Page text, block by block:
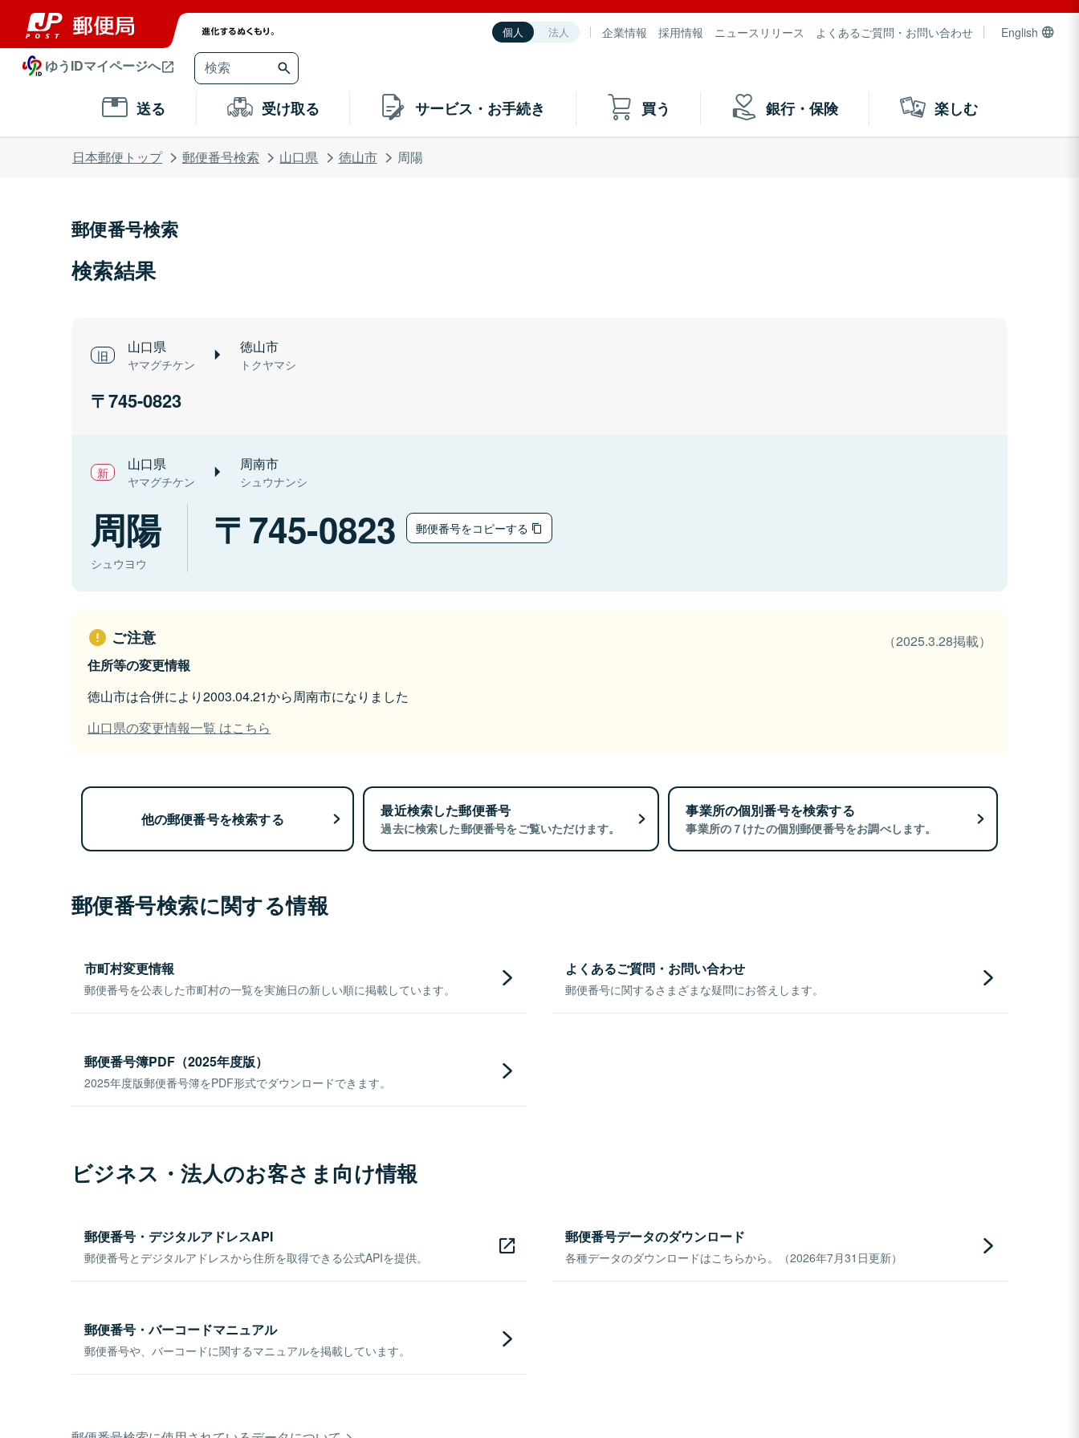
個人 法人 企業情報 採用情報 ニュースリリース よくあるご質問・お問い合わせ English
ゆうIDマイページへ
送る 受け取る サービス・お手続き 買う 銀行・保険 楽しむ
日本郵便トップ 郵便番号検索 山口県 徳山市 周陽
郵便番号検索
検索結果
山口県
ヤマグチケン
徳山市
トクヤマシ
745-0823
山口県
ヤマグチケン
周南市
シュウナンシ
周陽
シュウヨウ
745-0823 郵便番号をコピーする
ご注意
（2025.3.28掲載）
住所等の変更情報
徳山市は合併により2003.04.21から周南市になりました
山口県の変更情報一覧 はこちら
他の郵便番号を検索する 最近検索した郵便番号
過去に検索した郵便番号をご覧いただけます。
事業所の個別番号を検索する
事業所の７けたの個別郵便番号をお調べします。
郵便番号検索に関する情報
市町村変更情報
郵便番号を公表した市町村の一覧を実施日の新しい順に掲載しています。
よくあるご質問・お問い合わせ
郵便番号に関するさまざまな疑問にお答えします。
郵便番号簿PDF（2025年度版）
2025年度版郵便番号簿をPDF形式でダウンロードできます。
ビジネス・法人のお客さま向け情報
郵便番号・デジタルアドレスAPI
郵便番号とデジタルアドレスから住所を取得できる公式APIを提供。
郵便番号データのダウンロード
各種データのダウンロードはこちらから。（2026年7月31日更新）
郵便番号・バーコードマニュアル
郵便番号や、バーコードに関するマニュアルを掲載しています。